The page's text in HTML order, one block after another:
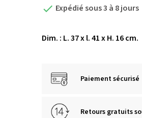
 Expédié sous 3 à 8 jours
Dim. : L. 37 x l. 41 x H. 16 cm.
Paiement sécurisé
Retours gratuits